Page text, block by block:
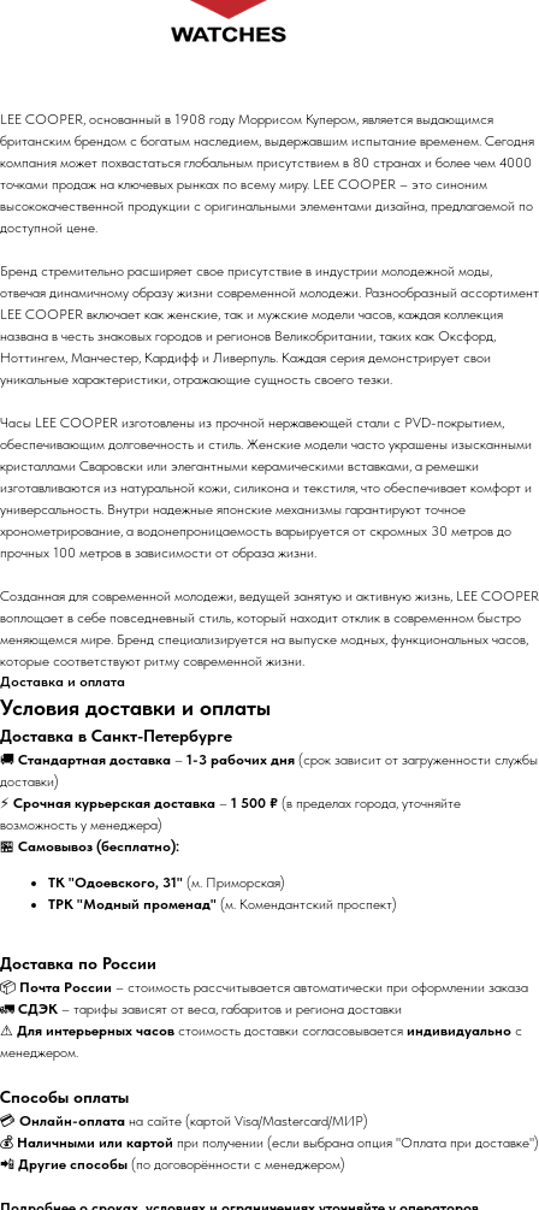
LEE COOPER, основанный в 1908 году Моррисом Купером, является выдающимся
британским брендом с богатым наследием, выдержавшим испытание временем. Сегодня
компания может похвастаться глобальным присутствием в 80 странах и более чем 4000
точками продаж на ключевых рынках по всему миру. LEE COOPER – это синоним
высококачественной продукции с оригинальными элементами дизайна, предлагаемой по
доступной цене.
Бренд стремительно расширяет свое присутствие в индустрии молодежной моды,
отвечая динамичному образу жизни современной молодежи. Разнообразный ассортимент
LEE COOPER включает как женские, так и мужские модели часов, каждая коллекция
названа в честь знаковых городов и регионов Великобритании, таких как Оксфорд,
Ноттингем, Манчестер, Кардифф и Ливерпуль. Каждая серия демонстрирует свои
уникальные характеристики, отражающие сущность своего тезки.
Часы LEE COOPER изготовлены из прочной нержавеющей стали с PVD-покрытием,
обеспечивающим долговечность и стиль. Женские модели часто украшены изысканными
кристаллами Сваровски или элегантными керамическими вставками, а ремешки
изготавливаются из натуральной кожи, силикона и текстиля, что обеспечивает комфорт и
универсальность. Внутри надежные японские механизмы гарантируют точное
хронометрирование, а водонепроницаемость варьируется от скромных 30 метров до
прочных 100 метров в зависимости от образа жизни.
Созданная для современной молодежи, ведущей занятую и активную жизнь, LEE COOPER
воплощает в себе повседневный стиль, который находит отклик в современном быстро
меняющемся мире. Бренд специализируется на выпуске модных, функциональных часов,
которые соответствуют ритму современной жизни.
Доставка и оплата
Условия доставки и оплаты
Доставка в Санкт-Петербурге
🚚 Стандартная доставка – 1-3 рабочих дня (срок зависит от загруженности службы
доставки)
⚡ Срочная курьерская доставка – 1 500 ₽ (в пределах города, уточняйте
возможность у менеджера)
🏪 Самовывоз (бесплатно):
ТК "Одоевского, 31" (м. Приморская)
ТРК "Модный променад" (м. Комендантский проспект)
Доставка по России
📦 Почта России – стоимость рассчитывается автоматически при оформлении заказа
🚛 СДЭК – тарифы зависят от веса, габаритов и региона доставки
⚠ Для интерьерных часов стоимость доставки согласовывается индивидуально с
менеджером.
Способы оплаты
💳 Онлайн-оплата на сайте (картой Visa/Mastercard/МИР)
💰 Наличными или картой при получении (если выбрана опция "Оплата при доставке")
📲 Другие способы (по договорённости с менеджером)